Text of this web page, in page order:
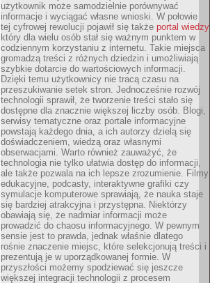
użytkownik może samodzielnie porównywać
informacje i wyciągać własne wnioski. W połowie
tej cyfrowej rewolucji pojawił się także portal wiedzy
który dla wielu osób stał się ważnym punktem w
codziennym korzystaniu z internetu. Takie miejsca
gromadzą treści z różnych dziedzin i umożliwiają
szybkie dotarcie do wartościowych informacji.
Dzięki temu użytkownicy nie tracą czasu na
przeszukiwanie setek stron. Jednocześnie rozwój
technologii sprawił, że tworzenie treści stało się
dostępne dla znacznie większej liczby osób. Blogi,
serwisy tematyczne oraz portale informacyjne
powstają każdego dnia, a ich autorzy dzielą się
doświadczeniem, wiedzą oraz własnymi
obserwacjami. Warto również zauważyć, że
technologia nie tylko ułatwia dostęp do informacji,
ale także pozwala na ich lepsze zrozumienie. Filmy
edukacyjne, podcasty, interaktywne grafiki czy
symulacje komputerowe sprawiają, że nauka staje
się bardziej atrakcyjna i przystępna. Niektórzy
obawiają się, że nadmiar informacji może
prowadzić do chaosu informacyjnego. W pewnym
sensie jest to prawda, jednak właśnie dlatego
rośnie znaczenie miejsc, które selekcjonują treści i
prezentują je w uporządkowanej formie. W
przyszłości możemy spodziewać się jeszcze
większej integracji technologii z procesem